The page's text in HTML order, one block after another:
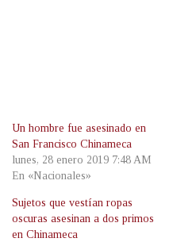
Un hombre fue asesinado en
San Francisco Chinameca
lunes, 28 enero 2019 7:48 AM
En «Nacionales»
Sujetos que vestían ropas
oscuras asesinan a dos primos
en Chinameca